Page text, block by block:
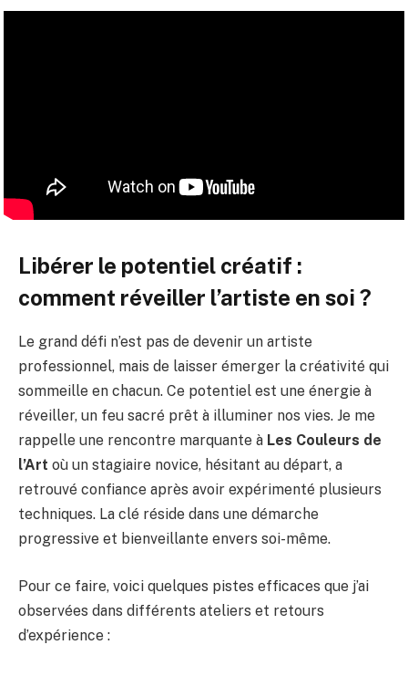
Libérer le potentiel créatif :
comment réveiller l’artiste en soi ?
Le grand défi n’est pas de devenir un artiste
professionnel, mais de laisser émerger la créativité qui
sommeille en chacun. Ce potentiel est une énergie à
réveiller, un feu sacré prêt à illuminer nos vies. Je me
rappelle une rencontre marquante à Les Couleurs de
l’Art où un stagiaire novice, hésitant au départ, a
retrouvé confiance après avoir expérimenté plusieurs
techniques. La clé réside dans une démarche
progressive et bienveillante envers soi-même.
Pour ce faire, voici quelques pistes efficaces que j’ai
observées dans différents ateliers et retours
d’expérience :